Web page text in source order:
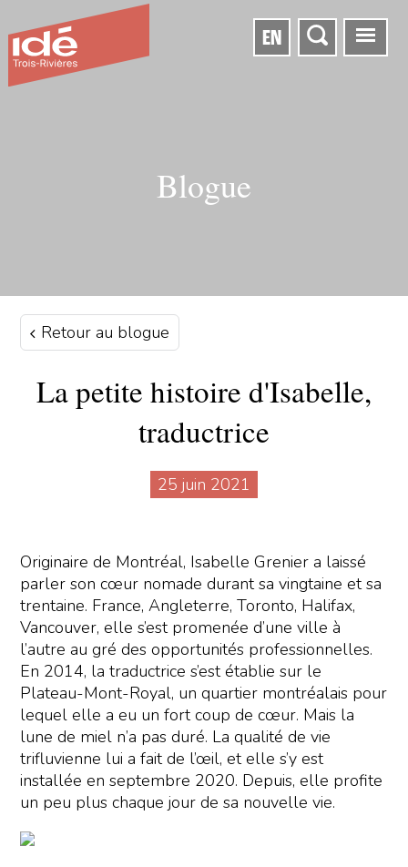
EN
Blogue
Retour au blogue
La petite histoire d'Isabelle,
traductrice
25 juin 2021
Originaire de Montréal, Isabelle Grenier a laissé
parler son cœur nomade durant sa vingtaine et sa
trentaine. France, Angleterre, Toronto, Halifax,
Vancouver, elle s’est promenée d’une ville à
l’autre au gré des opportunités professionnelles.
En 2014, la traductrice s’est établie sur le
Plateau-Mont-Royal, un quartier montréalais pour
lequel elle a eu un fort coup de cœur. Mais la
lune de miel n’a pas duré. La qualité de vie
trifluvienne lui a fait de l’œil, et elle s’y est
installée en septembre 2020. Depuis, elle profite
un peu plus chaque jour de sa nouvelle vie.